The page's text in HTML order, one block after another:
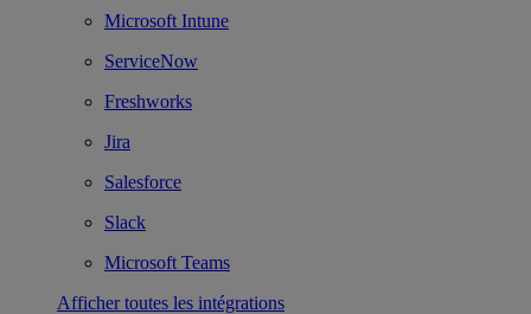
Microsoft Intune
ServiceNow
Freshworks
Jira
Salesforce
Slack
Microsoft Teams
Afficher toutes les intégrations